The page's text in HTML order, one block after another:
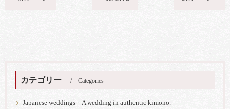
カテゴリー Categories
Japanese weddings A wedding in authentic kimono.